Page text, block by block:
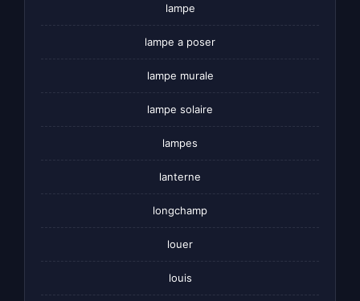
lampe
lampe a poser
lampe murale
lampe solaire
lampes
lanterne
longchamp
louer
louis